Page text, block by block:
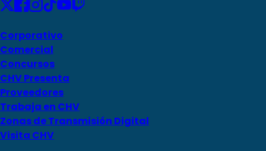
Corporativo
Comercial
Concursos
CHV Presenta
Proveedores
Trabaja en CHV
Zonas de Transmisión Digital
Visita CHV